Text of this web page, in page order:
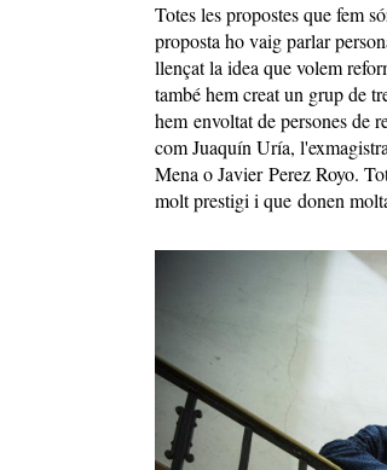
Totes les propostes que fem
proposta ho vaig parlar
llençat la idea que volem
també hem creat un grup de
hem envoltat de persones de
com Juaquín Uría,
Mena o Javier Perez Royo.
molt prestigi i que donen